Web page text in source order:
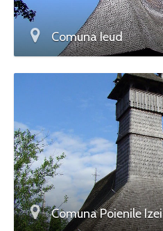
Comuna Ieud
Comuna Poienile Izei